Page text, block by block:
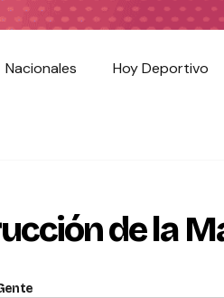
Nacionales Hoy Deportivo
de la